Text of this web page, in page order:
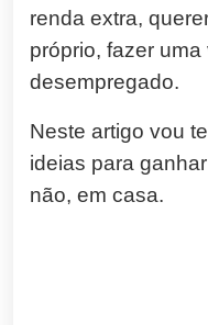
renda extra,
próprio, fazer
desempregado.
Neste artigo vou
ideias para
não, em casa.